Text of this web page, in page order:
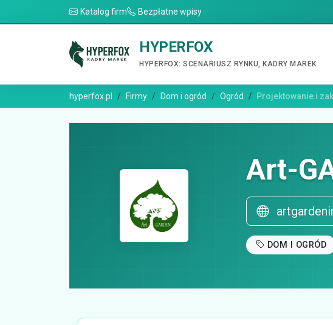
Katalog firm Bezpłatne wpisy
HYPERFOX
HYPERFOX: SCENARIUSZ RYNKU, KADRY MAREK
hyperfox.pl Firmy Dom i ogród Ogród Projektowanie i
Art-
DOM I OGRÓD